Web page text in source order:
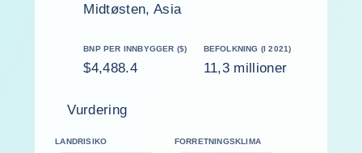
Midtøsten, Asia
BNP PER INNBYGGER ($)
$4,488.4
BEFOLKNING (I 2021)
11,3 millioner
Vurdering
LANDRISIKO FORRETNINGSKLIMA